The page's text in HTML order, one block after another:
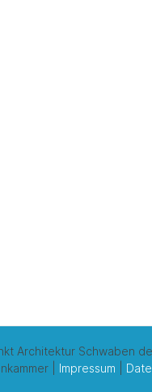
Architektur Schwaben
|
Impressum